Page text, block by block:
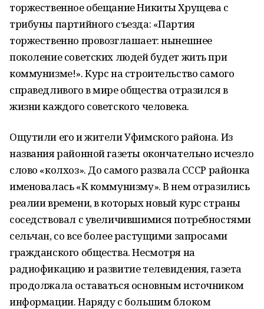
торжественное обещание Никиты Хрущева с
трибуны партийного съезда: «Партия
торжественно провозглашает: нынешнее
поколение советских людей будет жить при
коммунизме!». Курс на строительство самого
справедливого в мире общества отразился в
жизни каждого советского человека.
Ощутили его и жители Уфимского района. Из
названия районной газеты окончательно исчезло
слово «колхоз». До самого развала СССР районка
именовалась «К коммунизму». В нем отразились
реалии времени, в которых новый курс страны
соседствовал с увеличившимися потребностями
сельчан, со все более растущими запросами
гражданского общества. Несмотря на
радиофикацию и развитие телевидения, газета
продолжала оставаться основным источником
информации. Наряду с большим блоком